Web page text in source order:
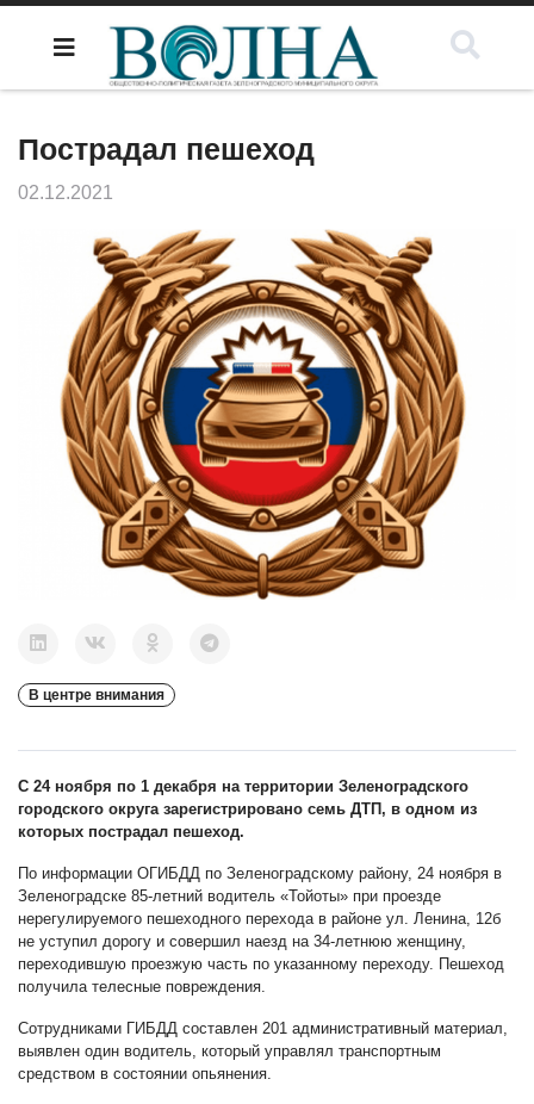
Пострадал пешеход
02.12.2021
В центре внимания
С 24 ноября по 1 декабря на территории Зеленоградского
городского округа зарегистрировано семь ДТП, в одном из
которых пострадал пешеход.
По информации ОГИБДД по Зеленоградскому району, 24 ноября в
Зеленоградске 85-летний водитель «Тойоты» при проезде
нерегулируемого пешеходного перехода в районе ул. Ленина, 12б
не уступил дорогу и совершил наезд на 34-летнюю женщину,
переходившую проезжую часть по указанному переходу. Пешеход
получила телесные повреждения.
Сотрудниками ГИБДД составлен 201 административный материал,
выявлен один водитель, который управлял транспортным
средством в состоянии опьянения.